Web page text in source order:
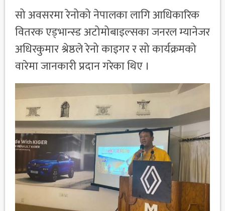
सो अवसरमा रेनोको नेपालका लागि आधिकारिक
वितरक एड्भान्स्ड अटोमोबाइल्सका जनरल म्यानेजर
अधिरकुमार श्रेष्ठले रेनो काइगर र सो कार्यक्रमको
वारेमा जानकारी प्रदान गरेका थिए ।